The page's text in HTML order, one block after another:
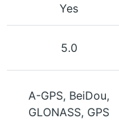
Yes
5.0
A-GPS, BeiDou,
GLONASS, GPS